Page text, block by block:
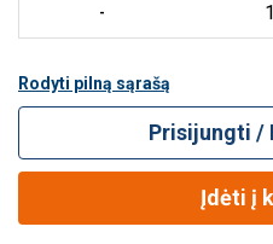
Rodyti pilną sąrašą
Prisijungti /
Įdėti į